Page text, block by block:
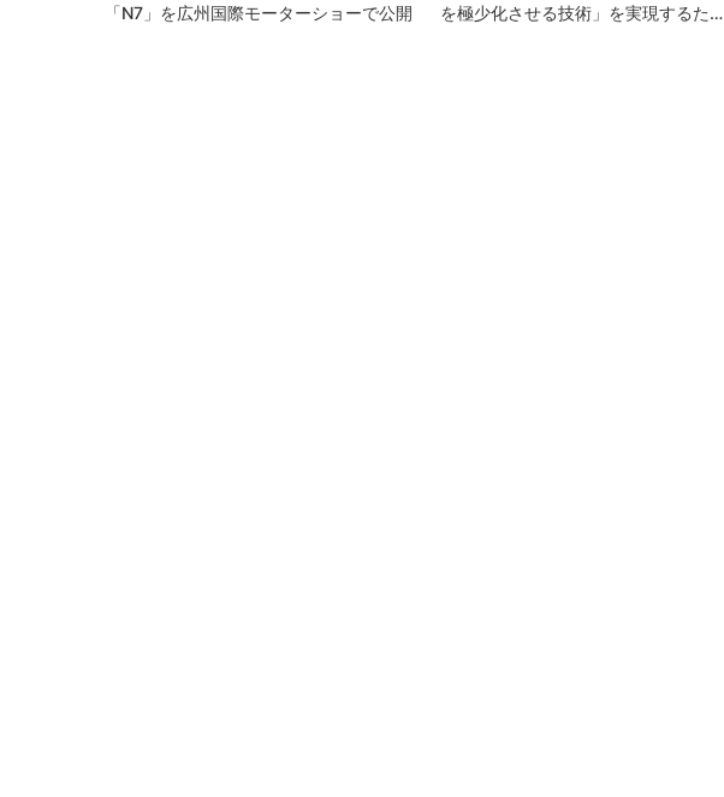
「N7」を広州国際モーターショーで公開
を極少化させる技術」を実現するた…